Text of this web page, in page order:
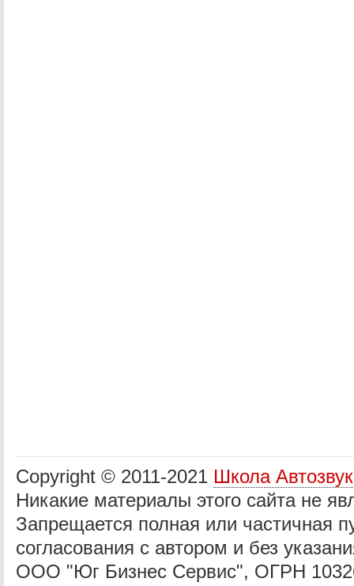
Copyright © 2011-2021 Школа
Никакие материалы этого сайта не
Запрещается полная или частичная
согласования с автором и без
ООО "Юг Бизнес Сервис", ОГРН